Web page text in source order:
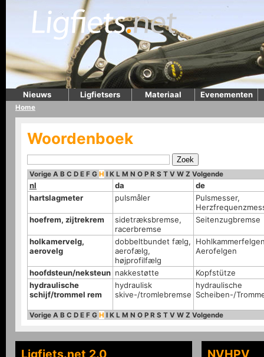
Nieuws Ligfietsers Materiaal Evenementen
Home
Woordenboek
Vorige A B C D E F G H I K L M N O P R S T V W Z Volgende
nl da
de
hartslagmeter
pulsmåler
Pulsmesser,
hoefrem, zijtrekrem
sidetræksbremse,
racerbremse
Seitenzugbremse
holkamervelg,
aerovelg
dobbeltbundet fælg,
aerofælg,
højprofilfælg
Aerofelgen
hoofdsteun/neksteun nakkestøtte
Kopfstütze
hydraulische
schijf/trommel rem
hydraulisk
skive-/tromlebremse
hydraulische
Scheiben-/
Vorige A B C D E F G H I K L M N O P R S T V W Z Volgende
Ligfiets.net 2.0 NVHPV